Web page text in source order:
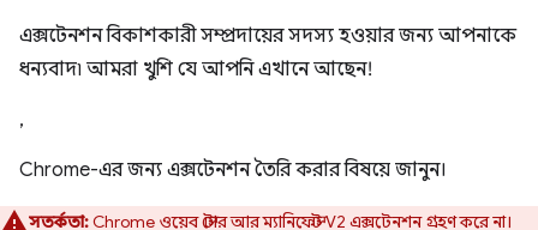
এক্সটেনশন বিকাশকারী সম্প্রদায়ের সদস্য হওয়ার জন্য আপনাকে
ধন্যবাদ৷ আমরা খুশি যে আপনি এখানে আছেন!
,
Chrome-এর জন্য এক্সটেনশন তৈরি করার বিষয়ে জানুন।
সতর্কতা:Chrome ওয়েব স্টোর আর ম্যানিফেস্ট V2 এক্সটেনশন গ্রহণ করে না।